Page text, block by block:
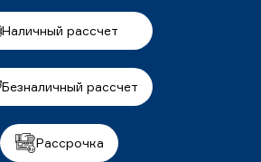
Наличный рассчет
Безналичный рассчет
Рассрочка